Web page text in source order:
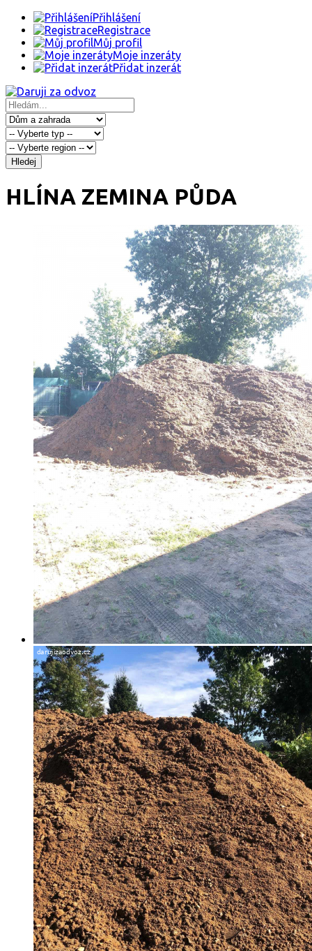
Přihlášení
Registrace
Můj profil
Moje inzeráty
Přidat inzerát
Hledej
HLÍNA ZEMINA PŮDA